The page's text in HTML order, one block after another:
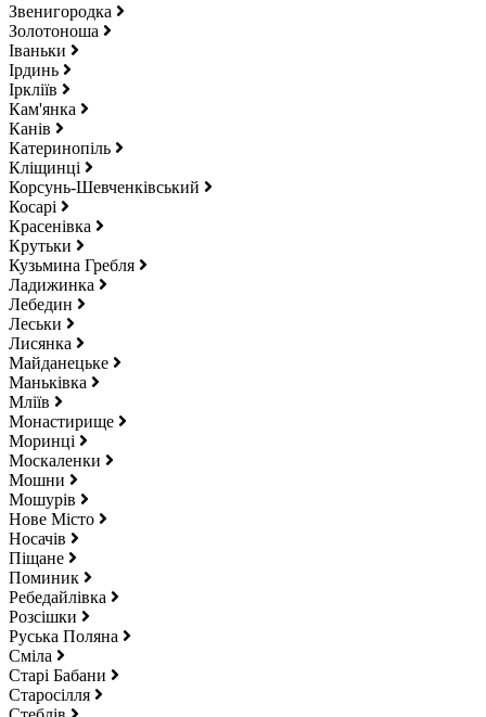
Звенигородка
Золотоноша
Іваньки
Ірдинь
Іркліїв
Кам'янка
Канів
Катеринопіль
Кліщинці
Корсунь-Шевченківський
Косарі
Красенівка
Крутьки
Кузьмина Гребля
Ладижинка
Лебедин
Леськи
Лисянка
Майданецьке
Маньківка
Мліїв
Монастирище
Моринці
Москаленки
Мошни
Мошурів
Нове Місто
Носачів
Піщане
Поминик
Ребедайлівка
Розсішки
Руська Поляна
Сміла
Старі Бабани
Старосілля